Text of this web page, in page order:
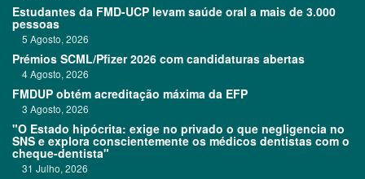
Estudantes da FMD-UCP levam saúde oral a mais de 3.000
pessoas
5 Agosto, 2026
Prémios SCML/Pfizer 2026 com candidaturas abertas
4 Agosto, 2026
FMDUP obtém acreditação máxima da EFP
3 Agosto, 2026
"O Estado hipócrita: exige no privado o que negligencia no
SNS e explora conscientemente os médicos dentistas com o
cheque-dentista"
31 Julho, 2026